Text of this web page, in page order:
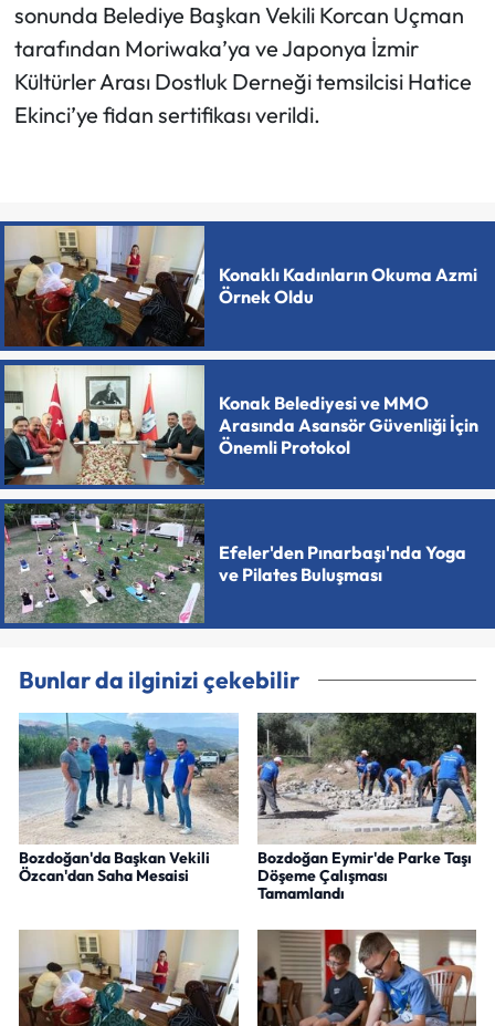
sonunda Belediye Başkan Vekili Korcan Uçman
tarafından Moriwaka’ya ve Japonya İzmir
Kültürler Arası Dostluk Derneği temsilcisi Hatice
Ekinci’ye fidan sertifikası verildi.
Konaklı Kadınların Okuma Azmi
Örnek Oldu
Konak Belediyesi ve MMO
Arasında Asansör Güvenliği İçin
Önemli Protokol
Efeler'den Pınarbaşı'nda Yoga
ve Pilates Buluşması
Bunlar da ilginizi çekebilir
Bozdoğan'da Başkan Vekili
Özcan'dan Saha Mesaisi
Bozdoğan Eymir'de Parke Taşı
Döşeme Çalışması
Tamamlandı